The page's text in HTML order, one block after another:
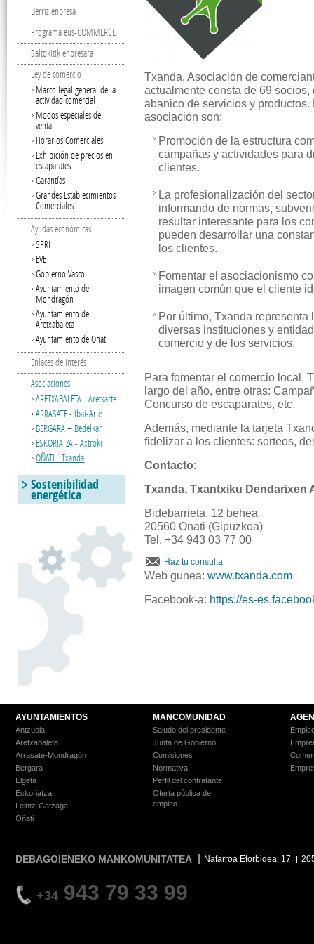
Txanda, Asociación de
actualmente consta de 69
abanico de servicios y
asociación son:
Promoción de la estructura
campañas y actividades para
clientes.
La profesionalización del
informando de normas,
resultar interesante para los
pueden desarrollar una
los clientes.
Fomentar el asociacionismo
imagen común que el cliente
Por último, Txanda
diversas instituciones y
comercio y de los servicios.
Para fomentar el comercio local,
largo del año, entre otras:
Concurso de escaparates, etc.
Además, mediante la tarjeta
fidelizar a los clientes: sorteos,
Contacto:
Txanda, Txantxiku Dendarixen
Bidebarrieta, 12 behea
20560 Onati (Gipuzkoa)
Tel. +34 943 03 77 00
Haz tu consulta
Web gunea:www.txanda.com
Facebook-a: https://es-
Berriz enpresa
Programa eus-COMMERCE
Saltokitik enpresara
Ley de comercio
Marco legal general de la
actividad comercial
Modos especiales de
venta
Horarios Comerciales
Exhibición de precios en
escaparates
Garantías
Grandes Establecimientos
Comerciales
Ayudas económicas
SPRI
EVE
Gobierno Vasco
Ayuntamiento de
Mondragón
Ayuntamiento de
Aretxabaleta
Ayuntamiento de Oñati
Enlaces de interés
Asociaciones
ARETXABALETA - Aretxarte
ARRASATE - Ibai-Arte
BERGARA – Bedelkar
ESKORIATZA - Axtroki
OÑATI - Txanda
Sostenibilidad
energética
AYUNTAMIENTOS
Antzuola
Aretxabaleta
Arrasate-Mondragón
Bergara
Elgeta
Eskoriatza
Leintz-Gatzaga
Oñati
MANCOMUNIDAD
Saludo del presidente
Junta de Gobierno
Comisiones
Normativa
Perfil del contratante
Oferta pública de
empleo
DEBAGOIENEKO MANKOMUNITATEA Nafarroa Etorbidea, 17
+34 943 79 33 99